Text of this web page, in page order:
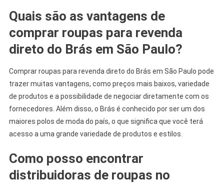
Quais são as vantagens de
comprar roupas para revenda
direto do Brás em São Paulo?
Comprar roupas para revenda direto do Brás em São Paulo pode
trazer muitas vantagens, como preços mais baixos, variedade
de produtos e a possibilidade de negociar diretamente com os
fornecedores. Além disso, o Brás é conhecido por ser um dos
maiores polos de moda do país, o que significa que você terá
acesso a uma grande variedade de produtos e estilos.
Como posso encontrar
distribuidoras de roupas no